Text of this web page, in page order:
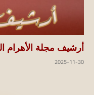
أرشيف مجلة الأهرام
2025-11-30